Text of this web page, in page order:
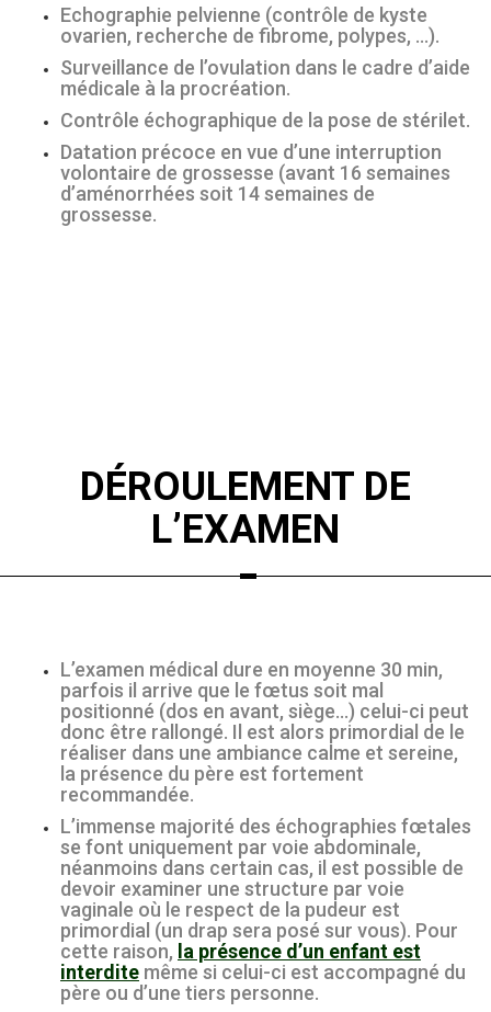
Echographie pelvienne (contrôle de kyste
ovarien, recherche de fibrome, polypes, ...).
Surveillance de l’ovulation dans le cadre d’aide
médicale à la procréation.
Contrôle échographique de la pose de stérilet.
Datation précoce en vue d’une interruption
volontaire de grossesse (avant 16 semaines
d’aménorrhées soit 14 semaines de
grossesse.
DÉROULEMENT DE
L’EXAMEN
L’examen médical dure en moyenne 30 min,
parfois il arrive que le fœtus soit mal
positionné (dos en avant, siège…) celui-ci peut
donc être rallongé. Il est alors primordial de le
réaliser dans une ambiance calme et sereine,
la présence du père est fortement
recommandée.
L’immense majorité des échographies fœtales
se font uniquement par voie abdominale,
néanmoins dans certain cas, il est possible de
devoir examiner une structure par voie
vaginale où le respect de la pudeur est
primordial (un drap sera posé sur vous). Pour
cette raison, la présence d’un enfant est
interdite même si celui-ci est accompagné du
père ou d’une tiers personne.